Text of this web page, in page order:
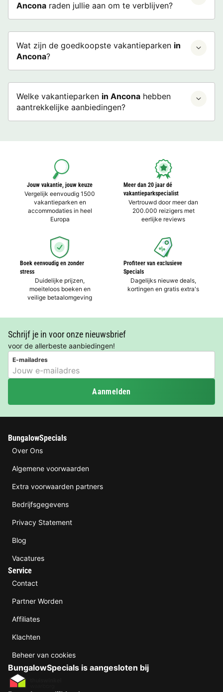
Ancona raden jullie aan om te verblijven?
Wat zijn de goedkoopste vakantieparken in
Ancona?
Welke vakantieparken in Ancona hebben
aantrekkelijke aanbiedingen?
Jouw vakantie, jouw keuze
Vergelijk eenvoudig 1500
vakantieparken en
accommodaties in heel
Europa
Meer dan 20 jaar dé
vakantieparkspecialist
Vertrouwd door meer dan
200.000 reizigers met
eerlijke reviews
Boek eenvoudig en zonder
stress
Duidelijke prijzen,
moeiteloos boeken en
veilige betaalomgeving
Profiteer van exclusieve
Specials
Dagelijks nieuwe deals,
kortingen en gratis extra's
Schrijf je in voor onze nieuwsbrief
voor de allerbeste aanbiedingen!
E-mailadres
Aanmelden
BungalowSpecials
Over Ons
Algemene voorwaarden
Extra voorwaarden partners
Bedrijfsgegevens
Privacy Statement
Blog
Vacatures
Service
Contact
Partner Worden
Affiliates
Klachten
Beheer van cookies
BungalowSpecials is aangesloten bij